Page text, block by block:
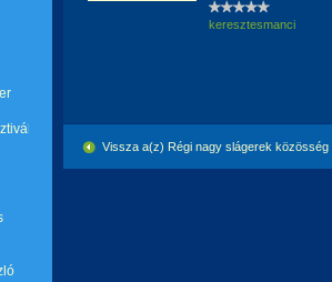
keresztesmanci
Vissza a(z) Régi nagy slágerek